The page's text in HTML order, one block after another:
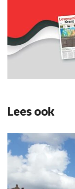
Lees ook